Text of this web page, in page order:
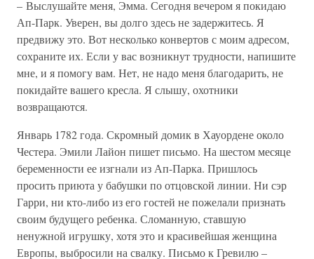
– Выслушайте меня, Эмма. Сегодня вечером я покидаю
Ап-Парк. Уверен, вы долго здесь не задержитесь. Я
предвижу это. Вот несколько конвертов с моим адресом,
сохраните их. Если у вас возникнут трудности, напишите
мне, и я помогу вам. Нет, не надо меня благодарить, не
покидайте вашего кресла. Я слышу, охотники
возвращаются.
Январь 1782 года. Скромный домик в Хауордене около
Честера. Эмили Лайон пишет письмо. На шестом месяце
беременности ее изгнали из Ап-Парка. Пришлось
просить приюта у бабушки по отцовской линии. Ни сэр
Гарри, ни кто-либо из его гостей не пожелали признать
своим будущего ребенка. Сломанную, ставшую
ненужной игрушку, хотя это и красивейшая женщина
Европы, выбросили на свалку. Письмо к Гревилю –